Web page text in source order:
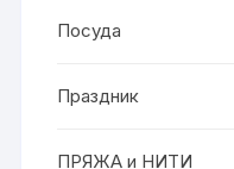
Посуда
Праздник
ПРЯЖА и НИТИ